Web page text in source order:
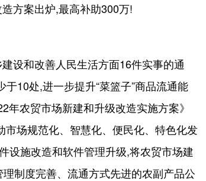
方案出炉,最高补助300万!
设和改善人民生活方面16件实事的通
10处,进一步提升“菜篮子”商品流通能
农贸市场新建和升级改造实施方案》
市场规范化、智慧化、便民化、特色化发
设施改造和软件管理升级,将农贸市场建
制度完善、流通方式先进的农副产品公